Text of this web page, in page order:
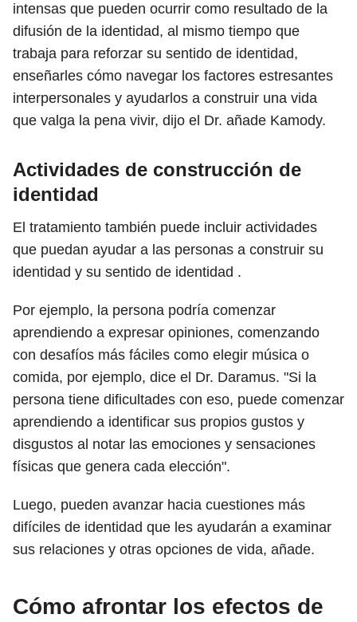
intensas que pueden ocurrir como resultado de la
difusión de la identidad, al mismo tiempo que
trabaja para reforzar su sentido de identidad,
enseñarles cómo navegar los factores estresantes
interpersonales y ayudarlos a construir una vida
que valga la pena vivir, dijo el Dr. añade Kamody.
Actividades de construcción de
identidad
El tratamiento también puede incluir actividades
que puedan ayudar a las personas a construir su
identidad y su sentido de identidad .
Por ejemplo, la persona podría comenzar
aprendiendo a expresar opiniones, comenzando
con desafíos más fáciles como elegir música o
comida, por ejemplo, dice el Dr. Daramus. "Si la
persona tiene dificultades con eso, puede comenzar
aprendiendo a identificar sus propios gustos y
disgustos al notar las emociones y sensaciones
físicas que genera cada elección".
Luego, pueden avanzar hacia cuestiones más
difíciles de identidad que les ayudarán a examinar
sus relaciones y otras opciones de vida, añade.
Cómo afrontar los efectos de